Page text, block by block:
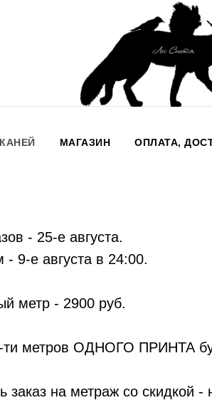
МАГАЗИН ОПЛАТА,
- 25-е августа.
- 9-е августа в 24:00.
метр - 2900 руб.
ти метров ОДНОГО ПРИНТА
заказ на метраж со скидкой